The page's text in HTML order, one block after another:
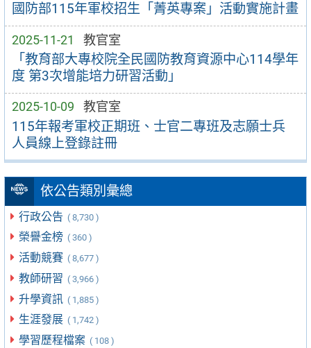
國防部115年軍校招生「菁英專案」活動實施計畫
2025-11-21 教官室
「教育部大專校院全民國防教育資源中心114學年
度 第3次增能培力研習活動」
2025-10-09 教官室
115年報考軍校正期班、士官二專班及志願士兵
人員線上登錄註冊
依公告類別彙總
行政公告 ( 8,730 )
榮譽金榜 ( 360 )
活動競賽 ( 8,677 )
教師研習 ( 3,966 )
升學資訊 ( 1,885 )
生涯發展 ( 1,742 )
學習歷程檔案 ( 108 )